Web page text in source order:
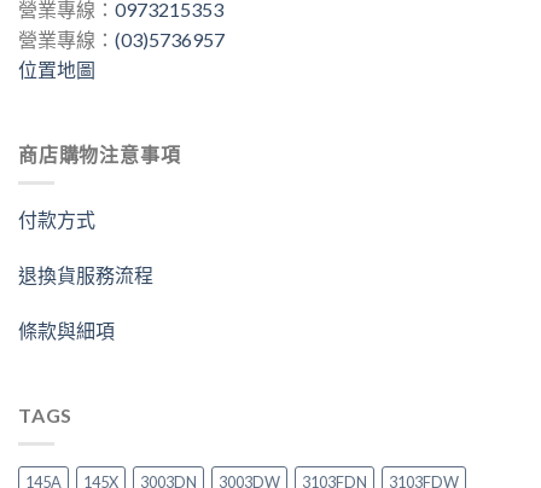
營業專線： 0973215353
營業專線： (03)5736957
位置地圖
商店購物注意事項
付款方式
退換貨服務流程
條款與細項
TAGS
145A 145X 3003DN 3003DW 3103FDN 3103FDW